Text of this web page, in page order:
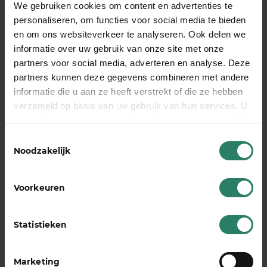
We gebruiken cookies om content en advertenties te
personaliseren, om functies voor social media te bieden
en om ons websiteverkeer te analyseren. Ook delen we
informatie over uw gebruik van onze site met onze
partners voor social media, adverteren en analyse. Deze
partners kunnen deze gegevens combineren met andere
informatie die u aan ze heeft verstrekt of die ze hebben
verzameld op basis van uw gebruik van hun services. U
Noodzakelijk
Voorkeuren
Statistieken
Marketing
psychologen, online platforms, peer
supportgroepen en organisaties die zich specifiek
richten op zelfstandigen. Veel hulp is toegankelijk
via je zorgverzekering.
Je huisarts kan je doorverwijzen naar passende
mentale zorg. Voor lichtere klachten biedt de
huisarts vaak zelf al ondersteuning of verwijst naar
een praktijkondersteuner GGZ. Voor ernstiger
problemen kan doorverwijzing naar een
Online platforms bieden laagdrempelige
digitale coaching of online therapie. Deze opties
werkwijze van zelfstandigen.
Peer supportgroepen voor ondernemers bieden
waardevolle ervaringsdeling. Andere zelfstandigen